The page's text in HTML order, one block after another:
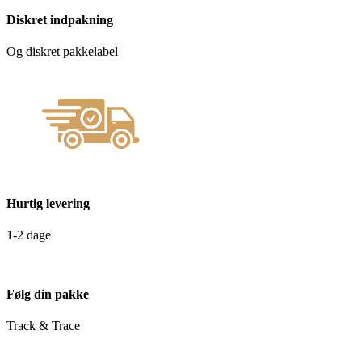
Diskret indpakning
Og diskret pakkelabel
Hurtig levering
1-2 dage
Følg din pakke
Track & Trace